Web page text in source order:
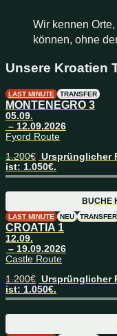
Wir kennen
können, ohne
Unsere Kroatien
LAST MINUTE TRANSFER
MONTENEGRO 3
05.09.
– 12.09.2026
Fyord Route
1.200€ Ursprünglicher
ist: 1.050€.
BUCHE
LAST MINUTE NEU TRANSFER
CROATIA 1
12.09.
– 19.09.2026
Castle Route
1.200€ Ursprünglicher
ist: 1.050€.